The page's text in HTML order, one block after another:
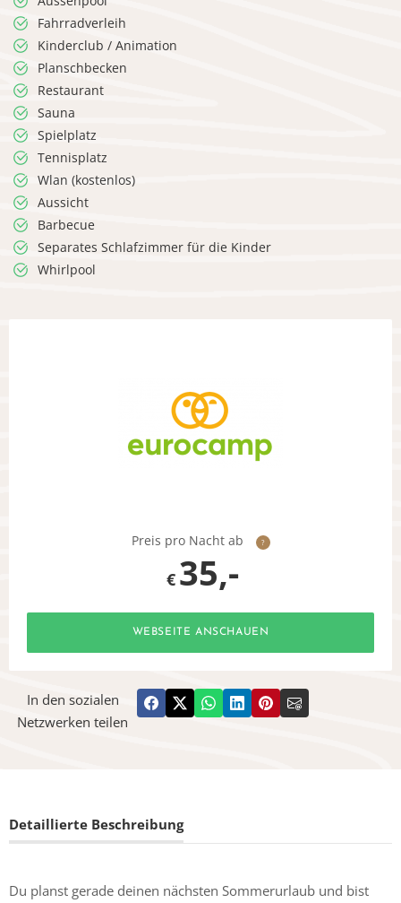
Fahrradverleih
Kinderclub / Animation
Planschbecken
Restaurant
Sauna
Spielplatz
Tennisplatz
Wlan (kostenlos)
Aussicht
Barbecue
Separates Schlafzimmer für die Kinder
Whirlpool
Preis pro Nacht ab ?
€ 35,-
WEBSEITE ANSCHAUEN
In den sozialen
Netzwerken teilen
Detaillierte Beschreibung
Du planst gerade deinen nächsten Sommerurlaub und bist